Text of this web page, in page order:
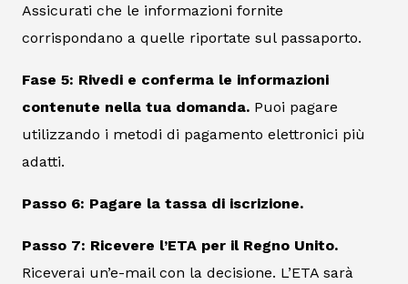
Assicurati che le informazioni fornite
corrispondano a quelle riportate sul passaporto.
Fase 5: Rivedi e conferma le informazioni
contenute nella tua domanda. Puoi pagare
utilizzando i metodi di pagamento elettronici più
adatti.
Passo 6: Pagare la tassa di iscrizione.
Passo 7: Ricevere l’ETA per il Regno Unito.
Riceverai un’e-mail con la decisione. L’ETA sarà